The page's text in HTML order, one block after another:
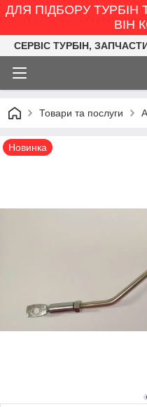
ДЛЯ ПІДБОРУ
ВІН
СЕРВІС ТУРБІН,
Товари та послуги
Новинка